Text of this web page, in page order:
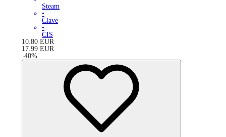
Steam
•
Clave
•
CIS
10.80 EUR
17.99 EUR
-40%